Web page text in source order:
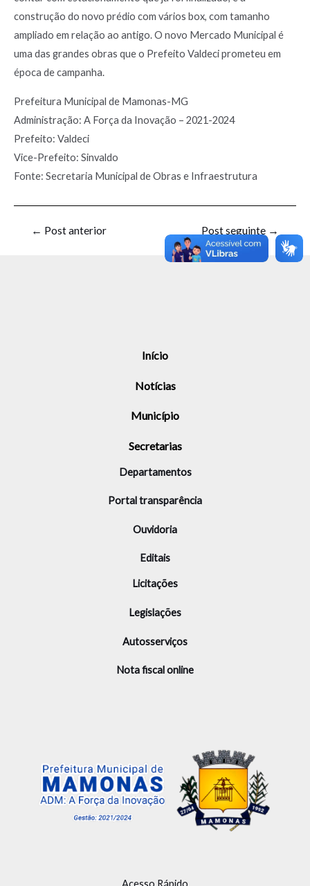
construção do novo prédio com vários box, com tamanho
ampliado em relação ao antigo. O novo Mercado Municipal é
uma das grandes obras que o Prefeito Valdeci prometeu em
época de campanha.
Prefeitura Municipal de Mamonas-MG
Administração: A Força da Inovação – 2021-2024
Prefeito: Valdeci
Vice-Prefeito: Sinvaldo
Fonte: Secretaria Municipal de Obras e Infraestrutura
← Post anterior Post seguinte →
Início
Notícias
Município
Secretarias
Departamentos
Portal transparência
Ouvidoria
Editais
Licitações
Legislações
Autosserviços
Nota fiscal online